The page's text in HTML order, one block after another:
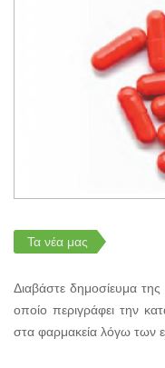
Τα νέα μας
Διαβάστε δημοσίευμα
οποίο περιγράφει την
στα φαρμακεία λόγω των